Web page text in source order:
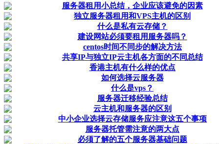
服务器租用小总结，企业应该避免的因素
独立服务器租用和VPS主机的区别
什么是私有云存储？
建设网站必须要租用服务器吗？
centos时间不同步的解决方法
共享IP与独立IP云主机各方面的不同总结
香港主机有什么样的优点
如何选择云服务器
什么是vps？
服务器迁移经验总结
云主机和服务器的区别
中小企业选择云存储服务应注意这五个事项
服务器托管需注意的两大点
必须了解的五个服务器基础问题